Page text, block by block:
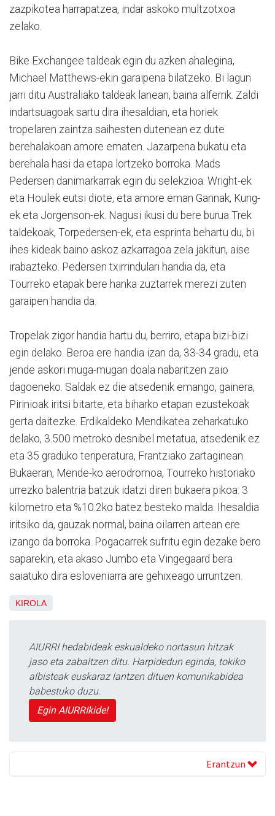
zazpikotea harrapatzea, indar askoko multzotxoa
zelako.
Bike Exchangee taldeak egin du azken ahalegina,
Michael Matthews-ekin garaipena bilatzeko. Bi lagun
jarri ditu Australiako taldeak lanean, baina alferrik. Zaldi
indartsuagoak sartu dira ihesaldian, eta horiek
tropelaren zaintza saihesten dutenean ez dute
berehalakoan amore ematen. Jazarpena bukatu eta
berehala hasi da etapa lortzeko borroka. Mads
Pedersen danimarkarrak egin du selekzioa. Wright-ek
eta Houlek eutsi diote, eta amore eman Gannak, Kung-
ek eta Jorgenson-ek. Nagusi ikusi du bere burua Trek
taldekoak, Torpedersen-ek, eta esprinta behartu du, bi
ihes kideak baino askoz azkarragoa zela jakitun, aise
irabazteko. Pedersen txirrindulari handia da, eta
Tourreko etapak bere hanka zuztarrek merezi zuten
garaipen handia da.
Tropelak zigor handia hartu du, berriro, etapa bizi-bizi
egin delako. Beroa ere handia izan da, 33-34 gradu, eta
jende askori muga-mugan doala nabaritzen zaio
dagoeneko. Saldak ez die atsedenik emango, gainera,
Pirinioak iritsi bitarte, eta biharko etapan ezustekoak
gerta daitezke. Erdikaldeko Mendikatea zeharkatuko
delako, 3.500 metroko desnibel metatua, atsedenik ez
eta 35 graduko tenperatura, Frantziako zartaginean.
Bukaeran, Mende-ko aerodromoa, Tourreko historiako
urrezko balentria batzuk idatzi diren bukaera pikoa: 3
kilometro eta %10.2ko batez besteko malda. Ihesaldia
iritsiko da, gauzak normal, baina oilarren artean ere
izango da borroka. Pogacarrek sufritu egin dezake bero
saparekin, eta akaso Jumbo eta Vingegaard bera
saiatuko dira esloveniarra are gehixeago urruntzen.
KIROLA
AIURRI hedabideak eskualdeko nortasun hitzak
jaso eta zabaltzen ditu. Harpidedun eginda, tokiko
albisteak euskaraz lantzen dituen komunikabidea
babestuko duzu.
Egin AIURRIkide!
Erantzun